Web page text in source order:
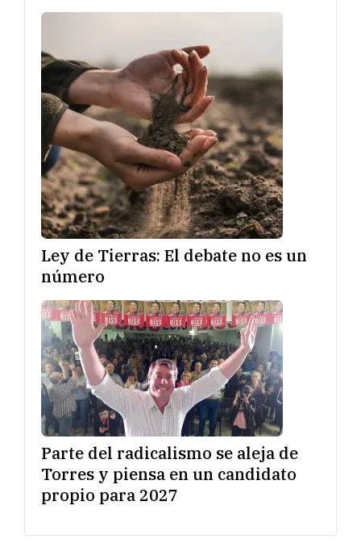
Ley de Tierras: El debate no es un
número
Parte del radicalismo se aleja de
Torres y piensa en un candidato
propio para 2027